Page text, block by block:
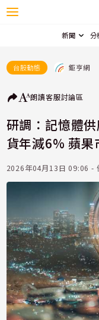
新聞 分
台股動態 鉅亨網
朗讀客服討論區
研調：記憶體
貨年減6% 蘋
2026年04月13日 09:06 -